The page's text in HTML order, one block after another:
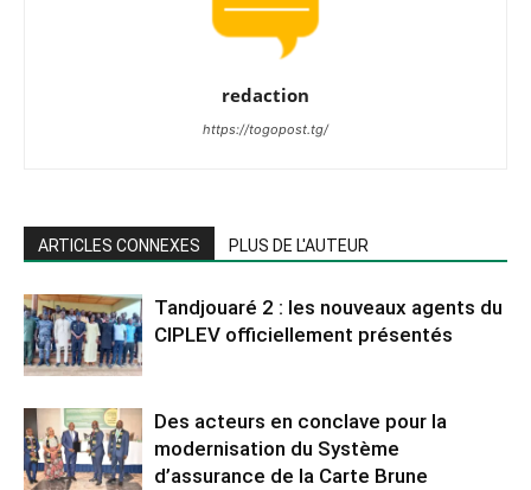
redaction
https://togopost.tg/
ARTICLES CONNEXES PLUS DE L'AUTEUR
Tandjouaré 2 : les nouveaux agents du
CIPLEV officiellement présentés
Des acteurs en conclave pour la
modernisation du Système
d’assurance de la Carte Brune